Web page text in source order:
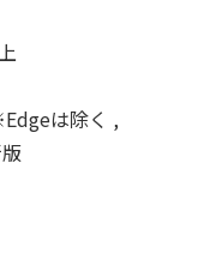
は除く ,